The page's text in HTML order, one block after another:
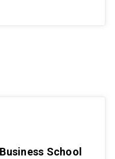
School